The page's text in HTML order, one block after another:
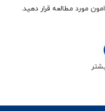
مورد مطالعه قرار دهید.